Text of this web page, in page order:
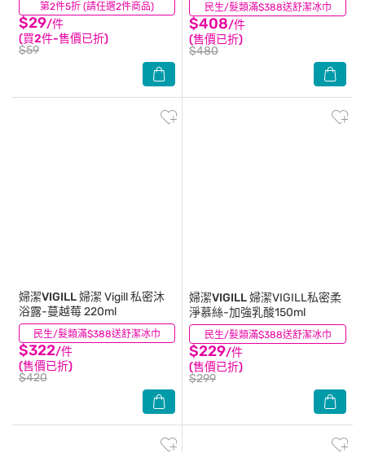
第2件5折 (請任選2件商品)
$29/件
(買2件-售價已折)
$59
(24) 民生/髮類滿$388送舒潔冰巾
$408/件
(售價已折)
$480
(8)
民生/髮類滿$388送舒潔冰巾
婦潔VIGILL婦潔 Vigill 私密沐
浴露-蔓越莓 220ml
$322/件
(售價已折)
$420
(25) 民生/髮類滿$388送舒潔冰巾
婦潔VIGILL婦潔VIGILL私密柔
淨慕絲-加強乳酸150ml
$229/件
(售價已折)
$299
(14)